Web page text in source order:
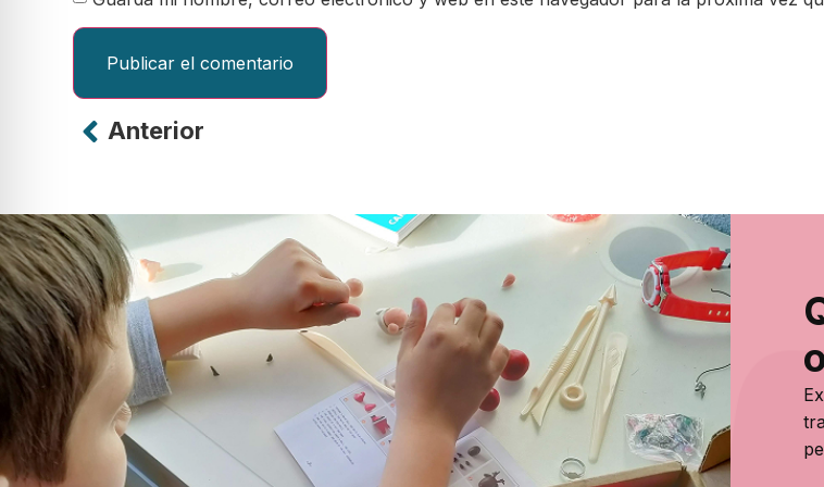
Alternative:
Anterior